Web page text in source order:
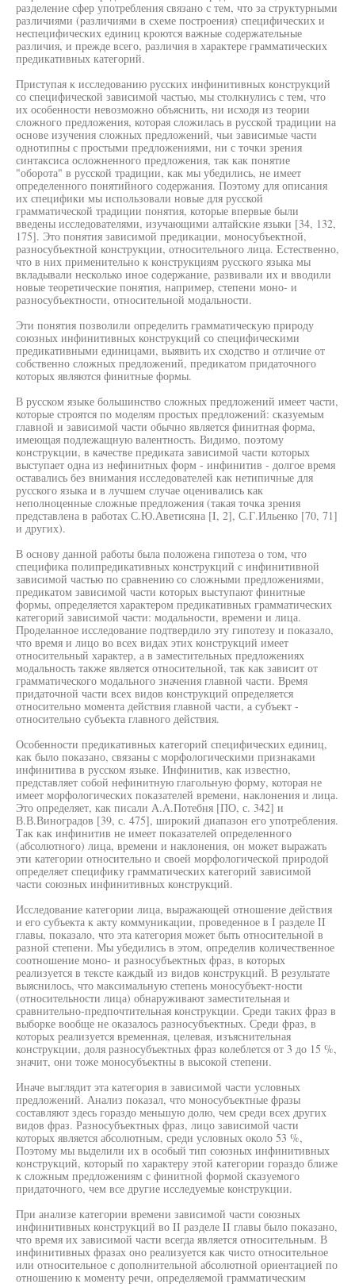
разделение сфер употребления связано с тем, что за структурными
различиями (различиями в схеме построения) специфических и
неспецифических единиц кроются важные содержательные
различия, и прежде всего, различия в характере грамматических
предикативных категорий.
Приступая к исследованию русских инфинитивных конструкций
со специфической зависимой частью, мы столкнулись с тем, что
их особенности невозможно объяснить, ни исходя из теории
сложного предложения, которая сложилась в русской традиции на
основе изучения сложных предложений, чьи зависимые части
однотипны с простыми предложениями, ни с точки зрения
синтаксиса осложненного предложения, так как понятие
"оборота" в русской традиции, как мы убедились, не имеет
определенного понятийного содержания. Поэтому для описания
их специфики мы использовали новые для русской
грамматической традиции понятия, которые впервые были
введены исследователями, изучающими алтайские языки [34, 132,
175]. Это понятия зависимой предикации, моносубъектной,
разносубъектной конструкции, относительного лица. Естественно,
что в них применительно к конструкциям русского языка мы
вкладывали несколько иное содержание, развивали их и вводили
новые теоретические понятия, например, степени моно- и
разносубъектности, относительной модальности.
Эти понятия позволили определить грамматическую природу
союзных инфинитивных конструкций со специфическими
предикативными единицами, выявить их сходство и отличие от
собственно сложных предложений, предикатом придаточного
которых являются финитные формы.
В русском языке большинство сложных предложений имеет части,
которые строятся по моделям простых предложений: сказуемым
главной и зависимой части обычно является финитная форма,
имеющая подлежащную валентность. Видимо, поэтому
конструкции, в качестве предиката зависимой части которых
выступает одна из нефинитных форм - инфинитив - долгое время
оставались без внимания исследователей как нетипичные для
русского языка и в лучшем случае оценивались как
неполноценные сложные предложения (такая точка зрения
представлена в работах С.Ю.Аветисяна [I, 2], С.Г.Ильенко [70, 71]
и других).
В основу данной работы была положена гипотеза о том, что
специфика полипредикативных конструкций с инфинитивной
зависимой частью по сравнению со сложными предложениями,
предикатом зависимой части которых выступают финитные
формы, определяется характером предикативных грамматических
категорий зависимой части: модальности, времени и лица.
Проделанное исследование подтвердило эту гипотезу и показало,
что время и лицо во всех видах этих конструкций имеет
относительный характер, а в заместительных предложениях
модальность также является относительной, так как зависит от
грамматического модального значения главной части. Время
придаточной части всех видов конструкций определяется
относительно момента действия главной части, а субъект -
относительно субъекта главного действия.
Особенности предикативных категорий специфических единиц,
как было показано, связаны с морфологическими признаками
инфинитива в русском языке. Инфинитив, как известно,
представляет собой нефинитную глагольную форму, которая не
имеет морфологических показателей времени, наклонения и лица.
Это определяет, как писали А.А.Потебня [ПО, с. 342] и
В.В.Виноградов [39, с. 475], широкий диапазон его употребления.
Так как инфинитив не имеет показателей определенного
(абсолютного) лица, времени и наклонения, он может выражать
эти категории относительно и своей морфологической природой
определяет специфику грамматических категорий зависимой
части союзных инфинитивных конструкций.
Исследование категории лица, выражающей отношение действия
и его субъекта к акту коммуникации, проведенное в I разделе II
главы, показало, что эта категория может быть относительной в
разной степени. Мы убедились в этом, определив количественное
соотношение моно- и разносубъектных фраз, в которых
реализуется в тексте каждый из видов конструкций. В результате
выяснилось, что максимальную степень моносубъект-ности
(относительности лица) обнаруживают заместительная и
сравнительно-предпочтительная конструкции. Среди таких фраз в
выборке вообще не оказалось разносубъектных. Среди фраз, в
которых реализуется временная, целевая, изъяснительная
конструкции, доля разносубъектных фраз колеблется от 3 до 15 %,
значит, они тоже моносубъектны в высокой степени.
Иначе выглядит эта категория в зависимой части условных
предложений. Анализ показал, что моносубъектные фразы
составляют здесь гораздо меньшую долю, чем среди всех других
видов фраз. Разносубъектных фраз, лицо зависимой части
которых является абсолютным, среди условных около 53 %,
Поэтому мы выделили их в особый тип союзных инфинитивных
конструкций, который по характеру этой категории гораздо ближе
к сложным предложениям с финитной формой сказуемого
придаточного, чем все другие исследуемые конструкции.
При анализе категории времени зависимой части союзных
инфинитивных конструкций во II разделе II главы было показано,
что время их зависимой части всегда является относительным. В
инфинитивных фразах оно реализуется как чисто относительное
или относительное с дополнительной абсолютной ориентацией по
отношению к моменту речи, определяемой грамматическим